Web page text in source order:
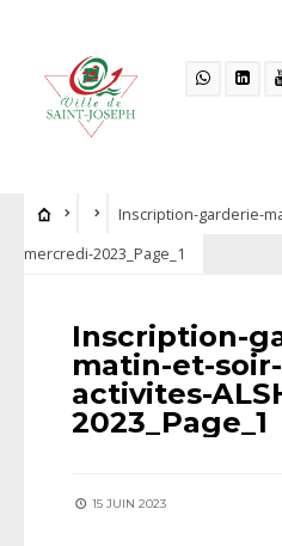
Inscription-garderie-
mercredi-2023_Page_1
Inscription-
matin-et-
activites-
2023_Page_1
15 JUIN 2023